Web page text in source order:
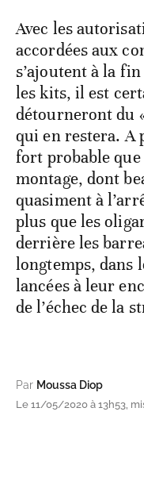
Avec les
accordées aux
s’ajoutent à la
les kits, il est
détourneront du
qui en restera. A
fort probable
montage, dont
quasiment à
plus que les
derrière les
longtemps, dans
lancées à leur
de l’échec de la
Par Moussa Diop
Le 11/05/2020 à 13h53,